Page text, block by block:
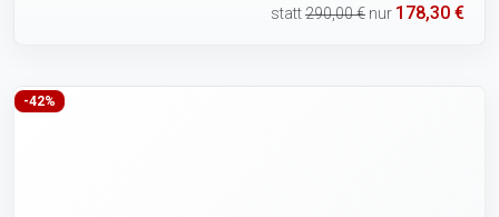
statt290,00 € nur 178,30 €
-42%